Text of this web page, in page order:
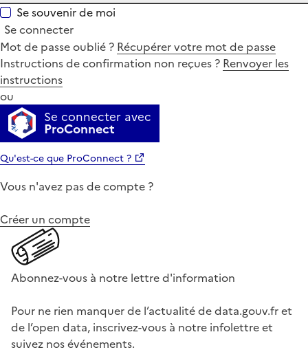
Se souvenir de moi
Se connecter
Mot de passe oublié ? Récupérer votre mot de passe
Instructions de confirmation non reçues ? Renvoyer les
instructions
ou
Se connecter avec
ProConnect
Qu'est-ce que ProConnect ?
Vous n'avez pas de compte ?
Créer un compte
Abonnez-vous à notre lettre d'information
Pour ne rien manquer de l’actualité de data.gouv.fr et
de l’open data, inscrivez-vous à notre infolettre et
suivez nos événements.